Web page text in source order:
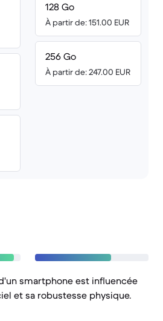
128 Go
À partir de: 151.00 EUR
256 Go
À partir de: 247.00 EUR
smartphone est influencée
et sa robustesse physique.